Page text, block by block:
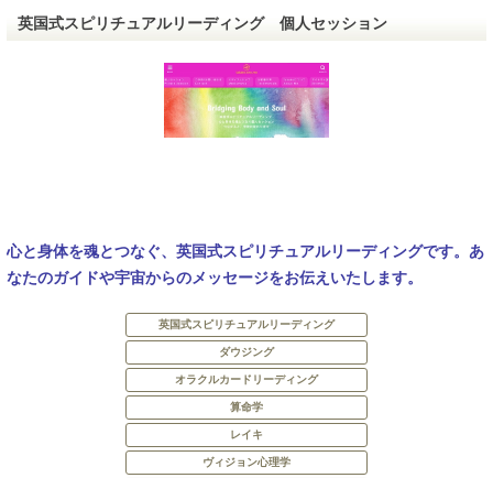
英国式スピリチュアルリーディング 個人セッション
心と身体を魂とつなぐ、英国式スピリチュアルリーディングです。あ
なたのガイドや宇宙からのメッセージをお伝えいたします。
英国式スピリチュアルリーディング
ダウジング
オラクルカードリーディング
算命学
レイキ
ヴィジョン心理学